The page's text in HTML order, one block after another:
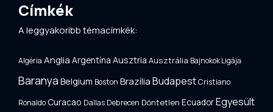
Címkék
A leggyakoribb témacímkék:
Algéria Anglia Argentína Ausztria Ausztrália Bajnokok Ligája
Baranya Belgium Boston Brazília BudapestCristiano
Ronaldo Curacao Dallas Debrecen Döntetlen EcuadorEgyesült